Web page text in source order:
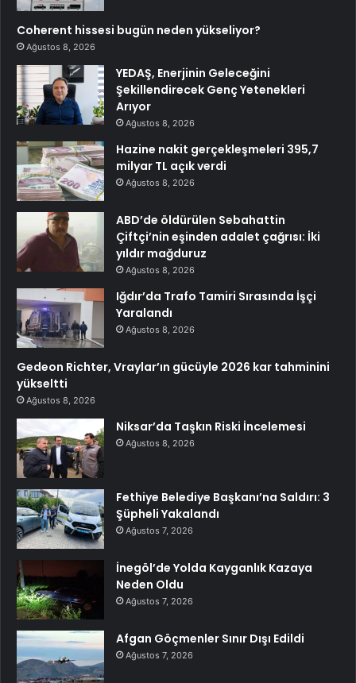
Coherent hissesi bugün neden yükseliyor?
Ağustos 8, 2026
YEDAŞ, Enerjinin Geleceğini
Şekillendirecek Genç Yetenekleri
Arıyor
Ağustos 8, 2026
Hazine nakit gerçekleşmeleri 395,7
milyar TL açık verdi
Ağustos 8, 2026
ABD’de öldürülen Sebahattin
Çiftçi’nin eşinden adalet çağrısı: İki
yıldır mağduruz
Ağustos 8, 2026
Iğdır’da Trafo Tamiri Sırasında İşçi
Yaralandı
Ağustos 8, 2026
Gedeon Richter, Vraylar’ın gücüyle 2026 kar tahminini
yükseltti
Ağustos 8, 2026
Niksar’da Taşkın Riski İncelemesi
Ağustos 8, 2026
Fethiye Belediye Başkanı’na Saldırı: 3
Şüpheli Yakalandı
Ağustos 7, 2026
İnegöl’de Yolda Kayganlık Kazaya
Neden Oldu
Ağustos 7, 2026
Afgan Göçmenler Sınır Dışı Edildi
Ağustos 7, 2026